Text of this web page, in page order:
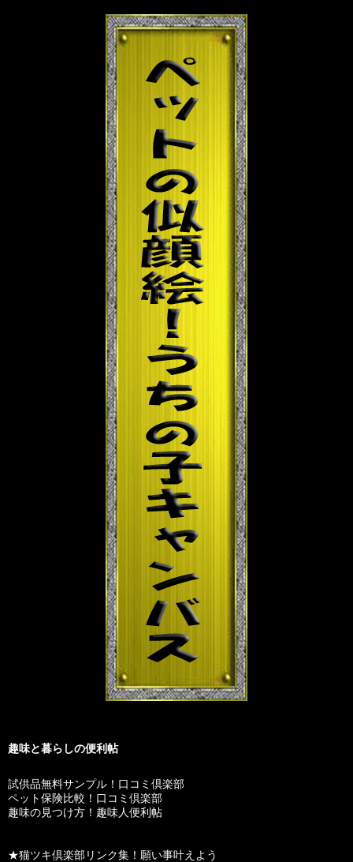
趣味と暮らしの便利帖
試供品無料サンプル！口コミ倶楽部
ペット保険比較！口コミ倶楽部
趣味の見つけ方！趣味人便利帖
★猫ツキ倶楽部リンク集！願い事叶えよう